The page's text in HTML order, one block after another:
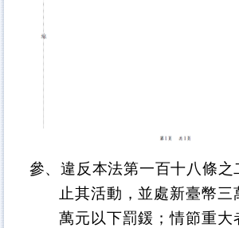
參、違反本法第一百十八條之
止其活動，並處新臺幣三
萬元以下罰鍰；情節重大